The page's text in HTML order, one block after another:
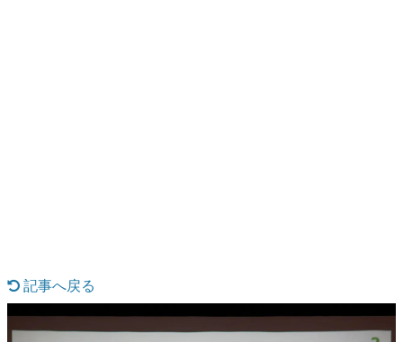
特集記事
マンガ
記事へ戻る